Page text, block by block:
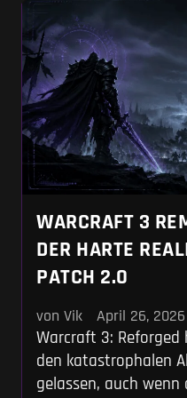
das –
Ladekabel
WARCRAFT 3
DER HARTE
PATCH 2.0
von Vik April 26, 2026
Warcraft 3:
den katastrophalen
gelassen, auch